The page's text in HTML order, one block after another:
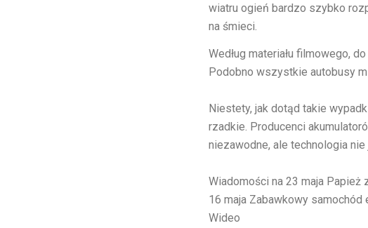
wiatru ogień bardzo szybko
na śmieci.
Według materiału filmowego,
Podobno wszystkie autobusy
Niestety, jak dotąd takie
rzadkie. Producenci
niezawodne, ale technologia nie
Wiadomości na 23 maja Papież
16 maja Zabawkowy samochód
Wideo